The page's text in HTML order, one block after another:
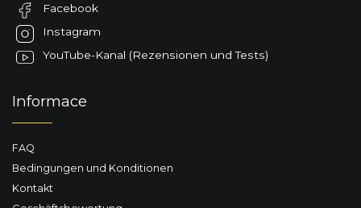
Facebook
Instagram
YouTube-Kanal (Rezensionen und Tests)
Informace
FAQ
Bedingungen und Konditionen
Kontakt